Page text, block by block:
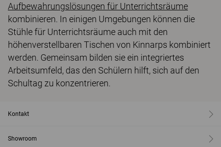
Aufbewahrungslösungen für Unterrichtsräume
kombinieren. In einigen Umgebungen können die
Stühle für Unterrichtsräume auch mit den
höhenverstellbaren Tischen von Kinnarps kombiniert
werden. Gemeinsam bilden sie ein integriertes
Arbeitsumfeld, das den Schülern hilft, sich auf den
Schultag zu konzentrieren.
Kontakt
Showroom